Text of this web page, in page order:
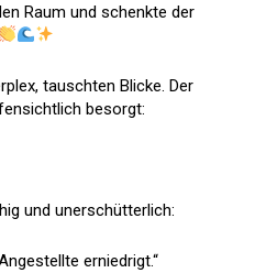
Raum und schenkte der
tauschten Blicke. Der
besorgt:
und unerschütterlich:
erniedrigt.“